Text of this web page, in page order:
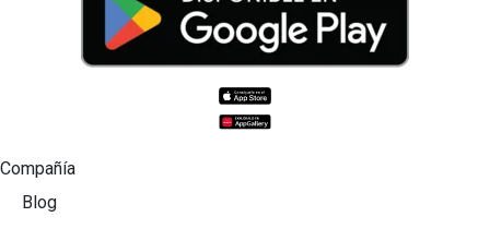
Compañía
Blog